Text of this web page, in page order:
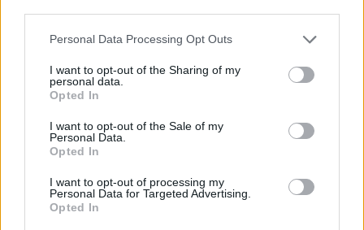
Please note that this website/app uses one or more Google
not limited to your visit or usage behaviour. You may click to
grant or deny consent to Google and its third-party tags to
use your data for below specified purposes in below Google
consent section.
Personal Data Processing Opt Outs
I want to opt-out of the Sharing of my
personal data.
Opted In
I want to opt-out of the Sale of my
Personal Data.
Opted In
I want to opt-out of processing my
Personal Data for Targeted Advertising.
Opted In
Player
This
modal
window.
is not supported.
„Nyilván egy kicsivel hátrébbról fogok indulni.